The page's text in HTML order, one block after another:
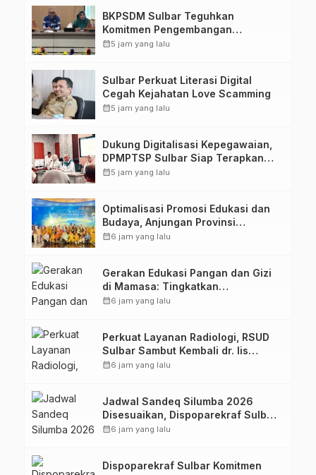
BKPSDM Sulbar Teguhkan
Komitmen Pengembangan
Kompetensi ASN melalui
calendar_month5 jam yang lalu
Sulbar Perkuat Literasi Digital
Cegah Kejahatan Love Scamming
calendar_month5 jam yang lalu
Dukung Digitalisasi Kepegawaian,
DPMPTSP Sulbar Siap Terapkan
Aplikasi FLEKSI ASN
calendar_month5 jam yang lalu
Optimalisasi Promosi Edukasi dan
Budaya, Anjungan Provinsi
Sulawesi Barat Perkuat Kolaborasi
calendar_month6 jam yang lalu
Gerakan Edukasi Pangan dan Gizi
di Mamasa: Tingkatkan
Pengetahuan dan Keterampilan
calendar_month6 jam yang lalu
Perkuat Layanan Radiologi, RSUD
Sulbar Sambut Kembali dr. Iis
Imelda, Sp.Rad
calendar_month6 jam yang lalu
Jadwal Sandeq Silumba 2026
Disesuaikan, Dispoparekraf Sulbar
Pastikan Persiapan Tetap
calendar_month6 jam yang lalu
Dispoparekraf Sulbar Komitmen